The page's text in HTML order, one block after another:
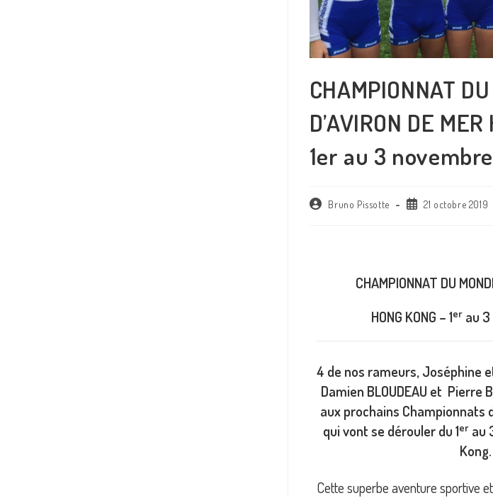
CHAMPIONNAT
D’AVIRON DE
1er au 3
Bruno Pissotte 21 octobre 2019
CHAMPIONNAT DU
HONG KONG – 1erau 3
4 de nos rameurs, Joséphine
Damien BLOUDEAU et Pierre
aux prochains Championnats
qui vont se dérouler du 1erau
Kong.
Cette superbe aventure sportive